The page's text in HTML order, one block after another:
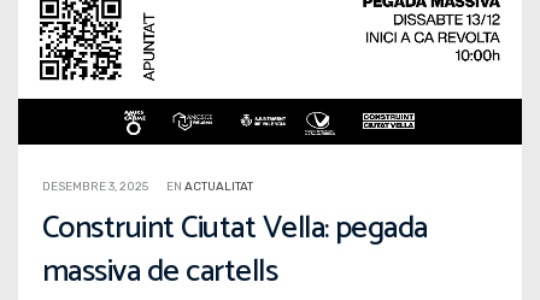
DESEMBRE 3, 2025 EN ACTUALITAT
Construint Ciutat Vella: pegada
massiva de cartells